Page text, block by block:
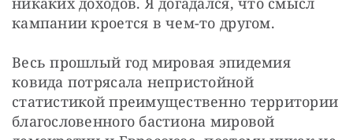
кампании кроется в чем-то другом.
Весь прошлый год мировая эпидемия
ковида потрясала непристойной
статистикой преимущественно территории
благословенного бастиона мировой